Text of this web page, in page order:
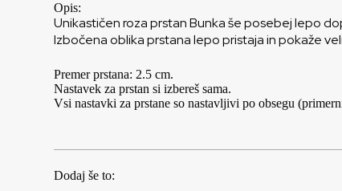
Opis:
Unikastičen roza prstan Bunka še posebej lepo
Izbočena oblika prstana lepo pristaja in pokaže
Premer prstana: 2.5 cm.
Nastavek za prstan si izbereš sama.
Vsi nastavki za prstane so nastavljivi po obsegu
Dodaj še to: